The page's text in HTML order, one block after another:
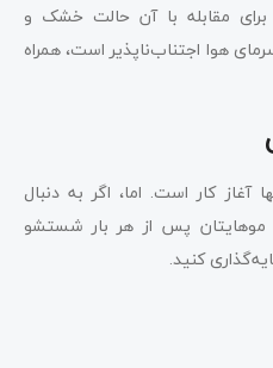
مقابله با آن حالت خشک و
هوا اجتناب‌ناپذیر است، همراه
کار است. اما، اگر به دنبال
پس از هر بار شستشو
کنید.